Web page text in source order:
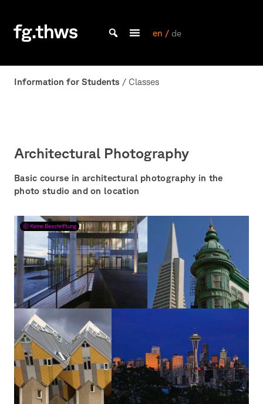
content
|
Fakultät
en / de
Information for Students / Classes
Architectural Photography
Basic course in architectural photography in the
photo studio and on location
Keine Beschriftung